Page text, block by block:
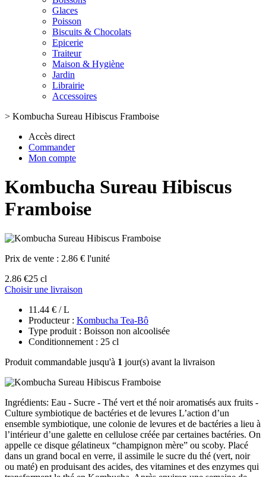
Glaces
Poisson
Biscuits & Chocolats
Epicerie
Traiteur
Maison & Hygiène
Jardin
Librairie
Accessoires
> Kombucha Sureau Hibiscus Framboise
Accès direct
Commander
Mon compte
Kombucha Sureau Hibiscus
Framboise
Prix de vente : 2.86 € l'unité
2.86 €25 cl
Choisir une livraison
11.44 € / L
Producteur : Kombucha Tea-Bô
Type produit : Boisson non alcoolisée
Conditionnement : 25 cl
Produit commandable jusqu'à 1 jour(s) avant la livraison
Ingrédients: Eau - Sucre - Thé vert et thé noir aromatisés aux fruits -
Culture symbiotique de bactéries et de levures L’action d’un
ensemble symbiotique, une colonie de levures et de bactéries a lieu à
l’intérieur d’une galette en cellulose créée par certaines bactéries. On
appelle ce disque gélatineux “champignon mère” ou scoby. Placé
dans un grand bocal en verre, il assimile le sucre du thé (vert, noir
ou maté) en produisant des acides, des vitamines et des enzymes qui